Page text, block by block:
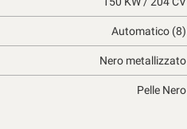
Automatico (8)
Nero metallizzato
Pelle Nero